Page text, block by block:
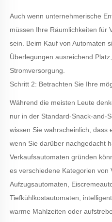
Auch wenn unternehmerische
müssen Ihre Räumlichkeiten für
sein. Beim Kauf von Automaten
Überlegungen ausreichend
Stromversorgung.
Schritt 2: Betrachten Sie Ihre
Während die meisten Leute
nur in der Standard-Snack-and-
wissen Sie wahrscheinlich, dass
wenn Sie darüber nachgedacht
Verkaufsautomaten gründen
es verschiedene Kategorien von
Aufzugsautomaten,
Tiefkühlkostautomaten,
warme Mahlzeiten oder